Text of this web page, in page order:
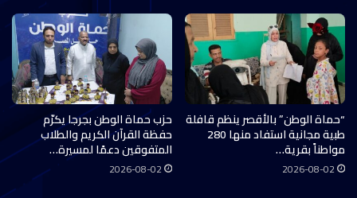
“حماة الوطن” بالأقصر ينظم قافلة
طبية مجانية استفاد منها 280
مواطناً بقرية…
2026-08-02
حزب حماة الوطن بجرجا يكرّم
حفظة القرآن الكريم والطلاب
المتفوقين دعمًا لمسيرة…
2026-08-02